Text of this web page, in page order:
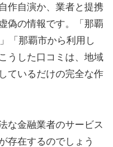
作自演か、業者と提携
偽の情報です。「那覇
「那覇市から利用し
うした口コミは、地域
ているだけの完全な作
な金融業者のサービス
存在するのでしょう